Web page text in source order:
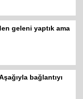
geleni yaptık ama
bağlantıyı